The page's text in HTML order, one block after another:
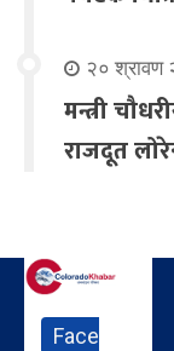
२० श्रावण
मन्त्री
राजदूत
Face